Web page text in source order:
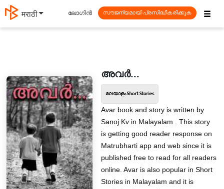
मराठी ☰
ലോഗിൻ സൗജന്യമായി പ്രസിദ്ധീകരിക്കുക
അവർ...
മലയാളം Short Stories
Avar book and story is written by
Sanoj Kv in Malayalam . This story
is getting good reader response on
Matrubharti app and web since it is
published free to read for all readers
online. Avar is also popular in Short
Stories in Malayalam and it is